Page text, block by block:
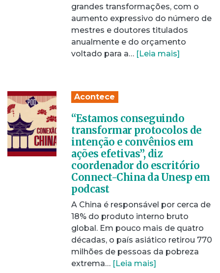
grandes transformações, com o
aumento expressivo do número de
mestres e doutores titulados
anualmente e do orçamento
voltado para a… [Leia mais]
Acontece
“Estamos conseguindo
transformar protocolos de
intenção e convênios em
ações efetivas”, diz
coordenador do escritório
Connect-China da Unesp em
podcast
A China é responsável por cerca de
18% do produto interno bruto
global. Em pouco mais de quatro
décadas, o país asiático retirou 770
milhões de pessoas da pobreza
extrema… [Leia mais]